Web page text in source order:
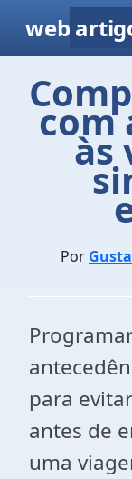
web
com
às
Por
para
antes de
uma